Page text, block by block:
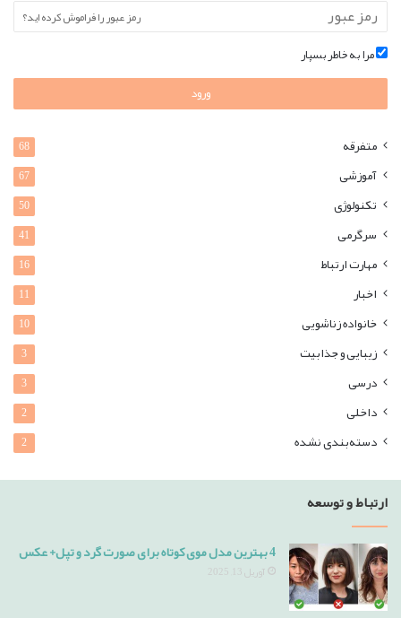
رمز عبور را فراموش کرده اید؟
مرا به خاطر بسپار
ورود
متفرقه 68
آموزشی 67
تکنولوژی 50
سرگرمی 41
مهارت ارتباط 16
اخبار 11
خانواده زناشویی 10
زیبایی و جذابیت 3
درسی 3
داخلی 2
دسته‌بندی نشده 2
ارتباط و توسعه
4 بهترین مدل موی کوتاه برای صورت گرد و تپل+ عکس
آوریل 13, 2025